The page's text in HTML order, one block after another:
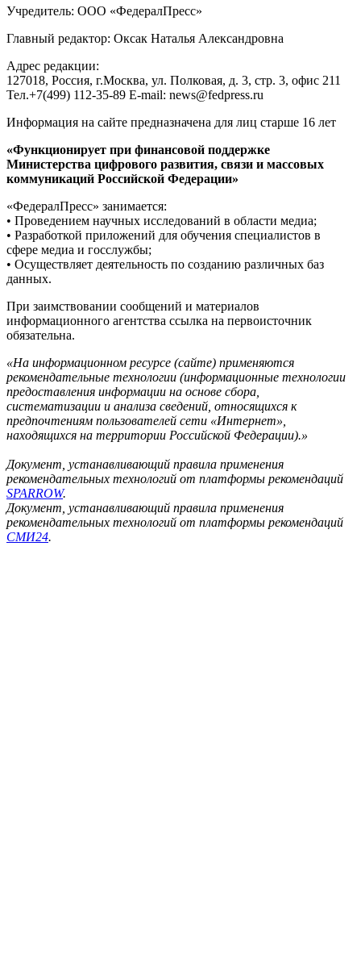
Учредитель: ООО «ФедералПресс»
Главный редактор: Оксак Наталья Александровна
Адрес редакции:
127018, Россия, г.Москва, ул. Полковая, д. 3, стр. 3, офис 211
Тел.+7(499) 112-35-89 E-mail: news@fedpress.ru
Информация на сайте предназначена для лиц старше 16 лет
«Функционирует при финансовой поддержке
Министерства цифрового развития, связи и массовых
коммуникаций Российской Федерации»
«ФедералПресс» занимается:
• Проведением научных исследований в области медиа;
• Разработкой приложений для обучения специалистов в
сфере медиа и госслужбы;
• Осуществляет деятельность по созданию различных баз
данных.
При заимствовании сообщений и материалов
информационного агентства ссылка на первоисточник
обязательна.
«На информационном ресурсе (сайте) применяются
рекомендательные технологии (информационные технологии
предоставления информации на основе сбора,
систематизации и анализа сведений, относящихся к
предпочтениям пользователей сети «Интернет»,
находящихся на территории Российской Федерации).»
Документ, устанавливающий правила применения
рекомендательных технологий от платформы рекомендаций
SPARROW.
Документ, устанавливающий правила применения
рекомендательных технологий от платформы рекомендаций
СМИ24.